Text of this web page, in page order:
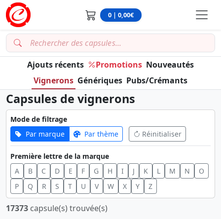
0 | 0,00€
Ajouts récents Promotions Nouveautés
Vignerons Génériques Pubs/Crémants
Capsules de vignerons
Mode de filtrage
Par marque
Par thème Réinitialiser
Première lettre de la marque
A
B C D E F G H I J K L M N
O
P
Q R S T U V W X Y Z
17373 capsule(s) trouvée(s)